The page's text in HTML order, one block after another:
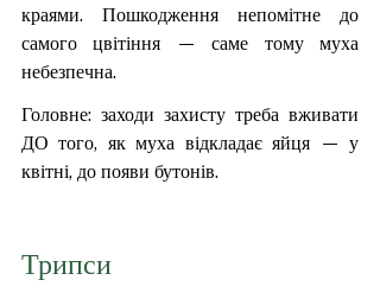
краями. Пошкодження непомітне до
самого цвітіння — саме тому муха
небезпечна.
Головне: заходи захисту треба вживати
ДО того, як муха відкладає яйця — у
квітні, до появи бутонів.
Трипси